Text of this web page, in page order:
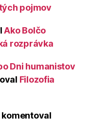
pojmov
Ako Bolčo
rozprávka
Dni humanistov
Filozofia
komentoval